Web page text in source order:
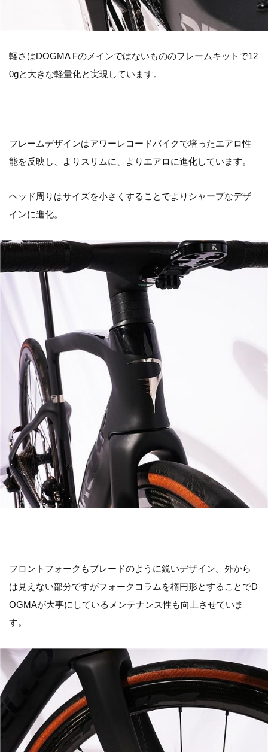
軽さはDOGMA Fのメインではないもののフレームキットで12
0gと大きな軽量化と実現しています。
フレームデザインはアワーレコードバイクで培ったエアロ性
能を反映し、よりスリムに、よりエアロに進化しています。
ヘッド周りはサイズを小さくすることでよりシャープなデザ
インに進化。
フロントフォークもブレードのように鋭いデザイン。外から
は見えない部分ですがフォークコラムを楕円形とすることでD
OGMAが大事にしているメンテナンス性も向上させていま
す。